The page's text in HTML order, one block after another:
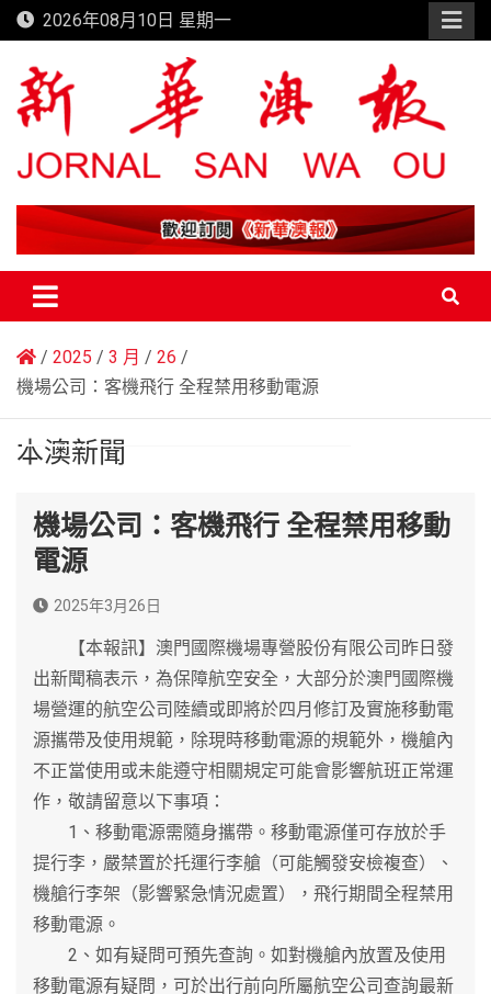
Skip
to
content
2026年08月10日 星期一
新華澳報
2025 3 月
26
機場公司：客機飛行 全程禁用移動電源
本澳新聞
機場公司：客機飛行 全程禁用移動
電源
2025年3月26日
【本報訊】澳門國際機場專營股份有限公司昨日發
出新聞稿表示，為保障航空安全，大部分於澳門國際機
場營運的航空公司陸續或即將於四月修訂及實施移動電
源攜帶及使用規範，除現時移動電源的規範外，機艙內
不正當使用或未能遵守相關規定可能會影響航班正常運
作，敬請留意以下事項：
1、移動電源需隨身攜帶。移動電源僅可存放於手
提行李，嚴禁置於托運行李艙（可能觸發安檢複查）、
機艙行李架（影響緊急情況處置），飛行期間全程禁用
移動電源。
2、如有疑問可預先查詢。如對機艙內放置及使用
移動電源有疑問，可於出行前向所屬航空公司查詢最新